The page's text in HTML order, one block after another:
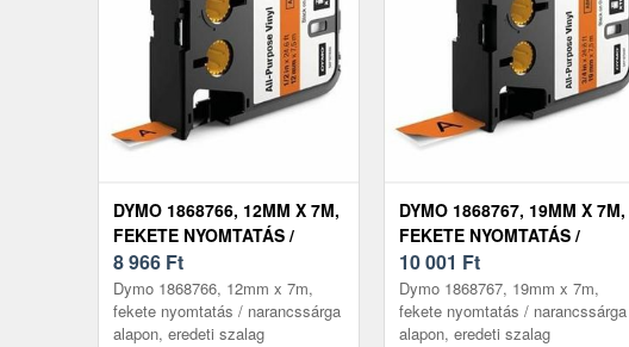
DYMO 1868766, 12MM X 7M,
FEKETE NYOMTATÁS /
NARANCSSÁRGA ALAPON,
EREDETI SZALAG
8 966 Ft
Dymo 1868766, 12mm x 7m,
fekete nyomtatás / narancssárga
alapon, eredeti szalag
DYMO 1868767, 19MM X 7M,
FEKETE NYOMTATÁS /
NARANCSSÁRGA ALAPON,
EREDETI SZALAG
10 001 Ft
Dymo 1868767, 19mm x 7m,
fekete nyomtatás / narancssárga
alapon, eredeti szalag